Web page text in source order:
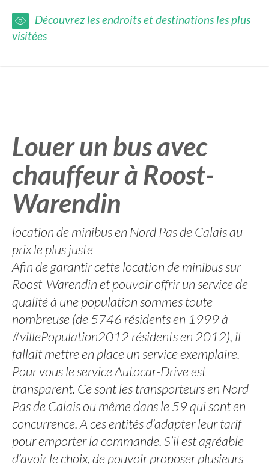
Découvrez les endroits et destinations les plus
visitées
Louer un bus avec
chauffeur à Roost-
Warendin
location de minibus en Nord Pas de Calais au
prix le plus juste
Afin de garantir cette location de minibus sur
Roost-Warendin et pouvoir offrir un service de
qualité à une population sommes toute
nombreuse (de 5746 résidents en 1999 à
#villePopulation2012 résidents en 2012), il
fallait mettre en place un service exemplaire.
Pour vous le service Autocar-Drive est
transparent. Ce sont les transporteurs en Nord
Pas de Calais ou même dans le 59 qui sont en
concurrence. A ces entités d’adapter leur tarif
pour emporter la commande. S’il est agréable
d’avoir le choix, de pouvoir proposer plusieurs